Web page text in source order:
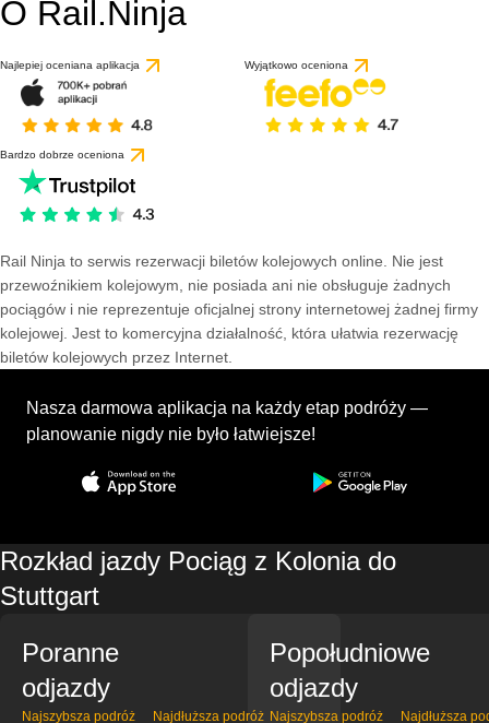
O Rail.Ninja
Najlepiej oceniana aplikacja Wyjątkowo oceniona
Bardzo dobrze oceniona
Rail Ninja to serwis rezerwacji biletów kolejowych online. Nie jest
przewoźnikiem kolejowym, nie posiada ani nie obsługuje żadnych
pociągów i nie reprezentuje oficjalnej strony internetowej żadnej firmy
kolejowej. Jest to komercyjna działalność, która ułatwia rezerwację
biletów kolejowych przez Internet.
Nasza darmowa aplikacja na każdy etap podróży —
planowanie nigdy nie było łatwiejsze!
Rozkład jazdy Pociąg z Kolonia do
Stuttgart
Poranne
odjazdy
Najszybsza podróż Najdłuższa podróż
Popołudniowe
odjazdy
Najszybsza podróż Najdłuższa
na podstawie 1